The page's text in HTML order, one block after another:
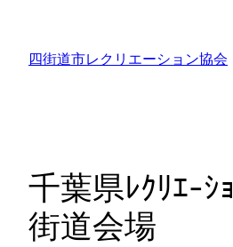
四街道市レクリエーション協会
千葉県ﾚｸﾘｴ-ｼ
街道会場